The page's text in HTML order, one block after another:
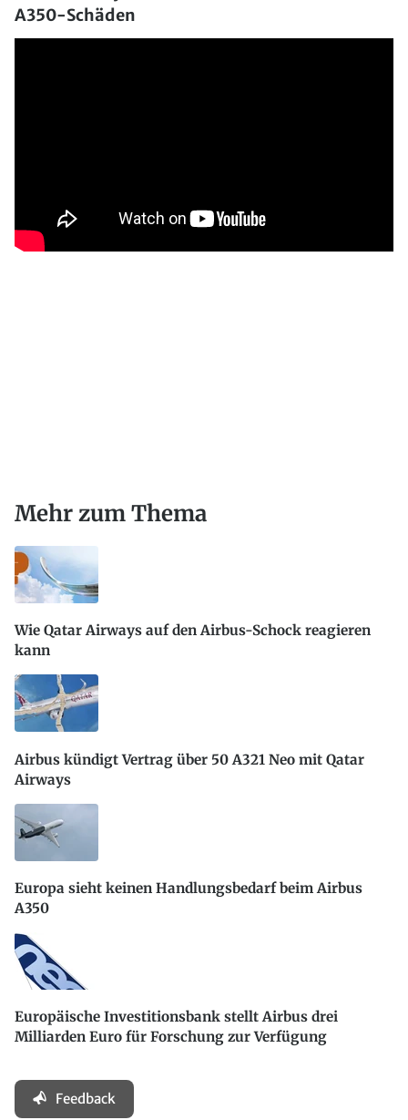
A350-Schäden
Mehr zum Thema
Wie Qatar Airways auf den Airbus-Schock reagieren
kann
Airbus kündigt Vertrag über 50 A321 Neo mit Qatar
Airways
Europa sieht keinen Handlungsbedarf beim Airbus
A350
Europäische Investitionsbank stellt Airbus drei
Milliarden Euro für Forschung zur Verfügung
Feedback